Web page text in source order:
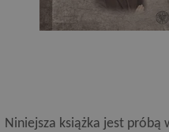
Niniejsza książka jest próbą